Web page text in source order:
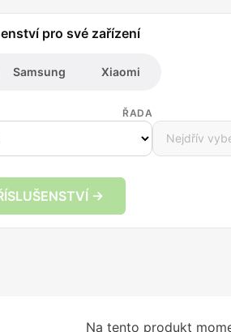
pro své zařízení
Samsung Xiaomi
ŘADA
→
Na tento produkt